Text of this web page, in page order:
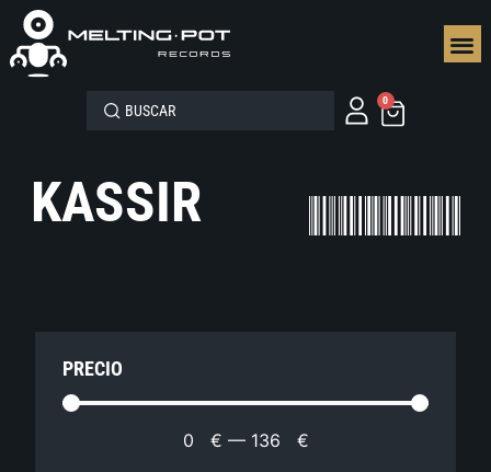
0
KASSIR
PRECIO
0 € — 136 €